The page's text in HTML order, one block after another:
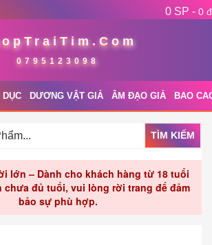
0 SP - 0 đ
0795123098
DƯƠNG VẬT GIẢ ÂM ĐẠO GIẢ BAO
TÌM KIẾM
lớn – Dành cho khách hàng từ 18 tuổi
chưa đủ tuổi, vui lòng rời trang để đảm
bảo sự phù hợp.